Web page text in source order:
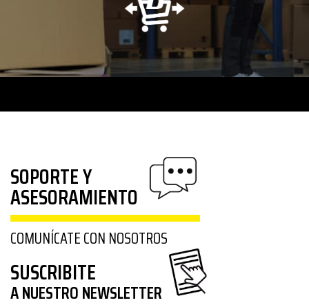
SOPORTE Y
ASESORAMIENTO
COMUNÍCATE CON NOSOTROS
SUSCRIBITE
A NUESTRO NEWSLETTER